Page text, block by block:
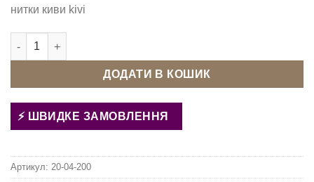
нитки киви kivi
Каталог ниток KIWI кількість
ДОДАТИ В КОШИК
ШВИДКЕ ЗАМОВЛЕННЯ
Артикул: 20-04-200